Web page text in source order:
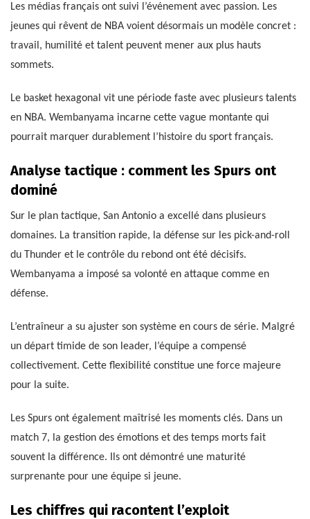
Les médias français ont suivi l’événement avec passion. Les
jeunes qui rêvent de NBA voient désormais un modèle concret :
travail, humilité et talent peuvent mener aux plus hauts
sommets.
Le basket hexagonal vit une période faste avec plusieurs talents
en NBA. Wembanyama incarne cette vague montante qui
pourrait marquer durablement l’histoire du sport français.
Analyse tactique : comment les Spurs ont
dominé
Sur le plan tactique, San Antonio a excellé dans plusieurs
domaines. La transition rapide, la défense sur les pick-and-roll
du Thunder et le contrôle du rebond ont été décisifs.
Wembanyama a imposé sa volonté en attaque comme en
défense.
L’entraîneur a su ajuster son système en cours de série. Malgré
un départ timide de son leader, l’équipe a compensé
collectivement. Cette flexibilité constitue une force majeure
pour la suite.
Les Spurs ont également maîtrisé les moments clés. Dans un
match 7, la gestion des émotions et des temps morts fait
souvent la différence. Ils ont démontré une maturité
surprenante pour une équipe si jeune.
Les chiffres qui racontent l’exploit